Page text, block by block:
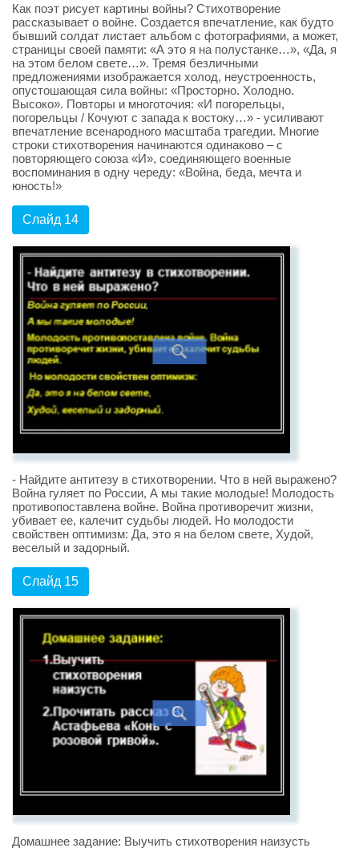
Как поэт рисует картины войны? Стихотворение
рассказывает о войне. Создается впечатление, как будто
бывший солдат листает альбом с фотографиями, а может,
страницы своей памяти: «А это я на полустанке…», «Да, я
на этом белом свете…». Тремя безличными
предложениями изображается холод, неустроенность,
опустошающая сила войны: «Просторно. Холодно.
Высоко». Повторы и многоточия: «И погорельцы,
погорельцы / Кочуют с запада к востоку…» - усиливают
впечатление всенародного масштаба трагедии. Многие
строки стихотворения начинаются одинаково – с
повторяющего союза «И», соединяющего военные
воспоминания в одну череду: «Война, беда, мечта и
юность!»
Слайд 14
- Найдите антитезу в стихотворении. Что в ней выражено?
Война гуляет по России, А мы такие молодые! Молодость
противопоставлена войне. Война противоречит жизни,
убивает ее, калечит судьбы людей. Но молодости
свойствен оптимизм: Да, это я на белом свете, Худой,
веселый и задорный.
Слайд 15
Домашнее задание: Выучить стихотворения наизусть